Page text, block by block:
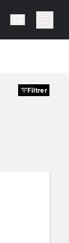
Filtrer